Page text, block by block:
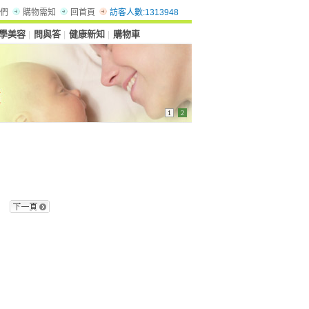
購物需知 回首頁 訪客人數:1313948
美容 問與答 健康新知 購物車
1 2